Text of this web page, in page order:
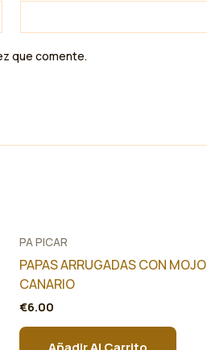
que comente.
PA PICAR
PAPAS ARRUGADAS CON MOJO
CANARIO
€6.00